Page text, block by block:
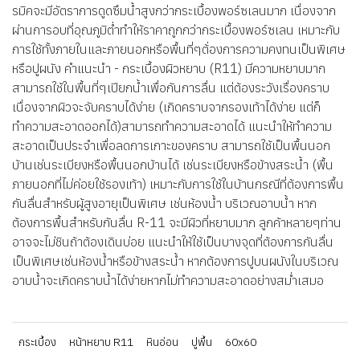
รมิคจะมีอัตราการดูดซึมน้ำสูงกว่ากระเบื้องพอร์ซเลนมาก เนื่องจาก
ผ่านการอบที่อุณภูมิต่ำทำให้ราคาถูกกว่ากระเบื้องพอร์ซเลน เหมาะกับ
การใช้ทั้งภายในและภายนอกหรือพื้นที่ๆต้่องการความคงทนเป็นพิเศษ
หรือปูผนัง คำแนะนำ - กระเบื้องผิวหยาบ (R11) มีความหยาบมาก
สามารถใช้ในพื้นที่ๆเปียกน้ำเพื่อกันการลื่น แต่ต้องระวังเรื่องคราบ
เนื่องจากผิวจะจับคราบได้ง่าย (เกิดคราบจากรองเท้าได้ง่าย แต่ก็
ทำความสะอาดออกได้)สามารถทำความสะอาดได้ แนะนำให้ทำความ
สะอาดเป็นประจำเพื่อลดการเกาะของคราบ สามารถใช้เป็นพื้นนอก
บ้านเช่นระเบียงหรือพื้นนอกบ้านได้ เช่นระเบียงหรือข้างสระน้ำ (พื้น
ภายนอกที่ไม่ค่อยใช้รองเท้า) เหมาะกับการใช้ในบ้านกรณีที่ต้องการพื้น
กันลื่นสำหรับผู้สูงอายุเป็นพิเศษ เช่นห้องน้ำ บริเวณอาบน้ำ หาก
ต้องการพื้นสำหรับกันลื่น R-11 จะมีผิวที่หยาบมาก ลูกค้าหลายๆท่าน
อาจจะไม่ชินถ้าต้องเดินบ่อย แนะนำให้ใช้เป็นบางจุดที่ต้องการกันลื่น
เป็นพิเศษเช่นห้องน้ำหรือข้างสระน้ำ หากต้องการปูบนผนังในบริเวณ
อาบน้ำจะเกิดคราบน้ำได้ง่ายหากไม่ทำความสะอาดอย่างสม่ำเสมอ
กระเบื้อง หน้าหยาบ R11 หินอ่อน ปูพื้น 60x60